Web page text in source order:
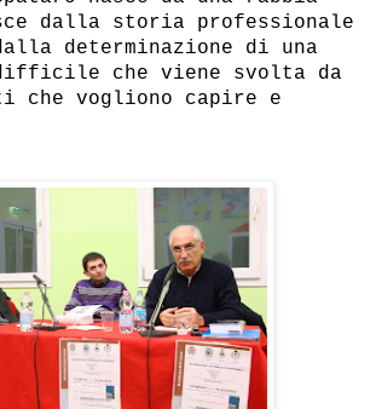
dalla storia professionale
determinazione di una
che viene svolta da
che vogliono capire e